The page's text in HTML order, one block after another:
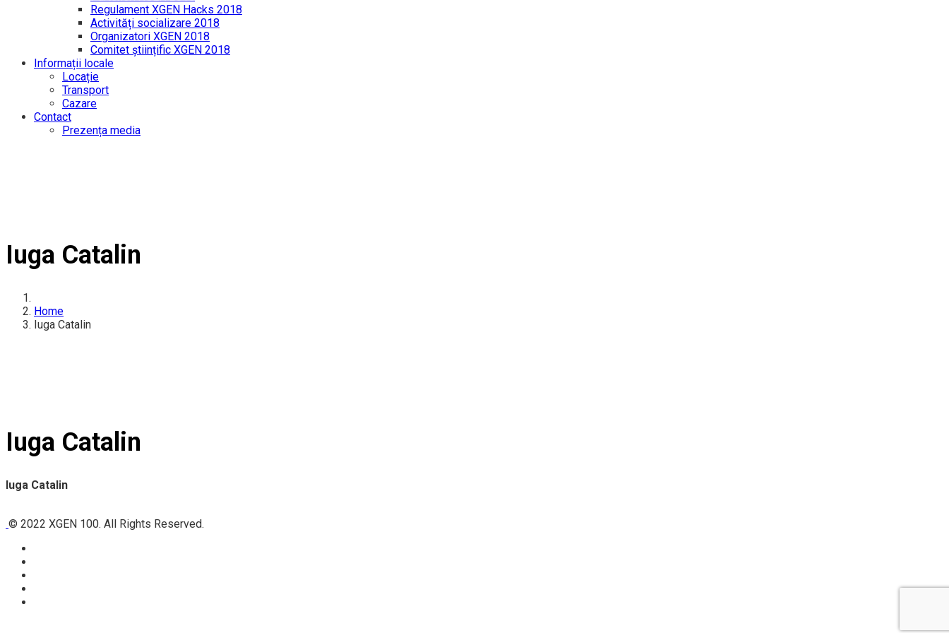
Regulament XGEN Hacks 2018
Activități socializare 2018
Organizatori XGEN 2018
Comitet științific XGEN 2018
Informații locale
Locație
Transport
Cazare
Contact
Prezența media
Iuga Catalin
Home
Iuga Catalin
Iuga Catalin
Iuga Catalin
© 2022 XGEN 100. All Rights Reserved.